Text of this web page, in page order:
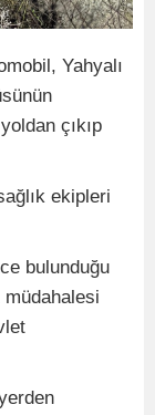
Yahyalı
çıkıp
ekipleri
bulunduğu
müdahalesi